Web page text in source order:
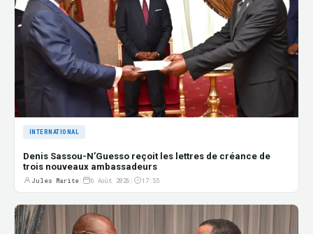
INTERNATIONAL
Denis Sassou-N’Guesso reçoit les lettres de créance de
trois nouveaux ambassadeurs
Jules Marite 6 Août 2026 17:55